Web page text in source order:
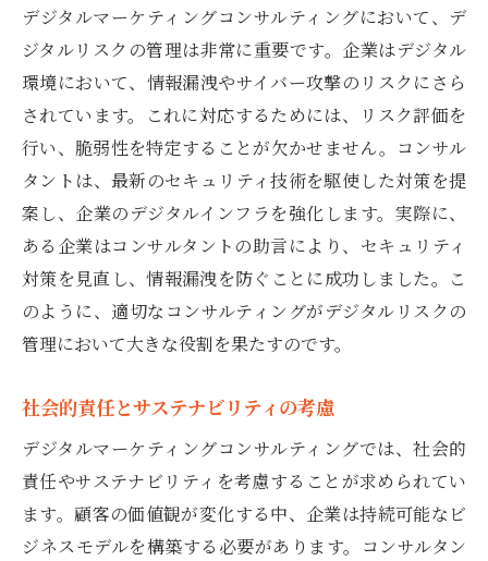
デジタルマーケティングコンサルティングにおいて、デ
ジタルリスクの管理は非常に重要です。企業はデジタル
環境において、情報漏洩やサイバー攻撃のリスクにさら
されています。これに対応するためには、リスク評価を
行い、脆弱性を特定することが欠かせません。コンサル
タントは、最新のセキュリティ技術を駆使した対策を提
案し、企業のデジタルインフラを強化します。実際に、
ある企業はコンサルタントの助言により、セキュリティ
対策を見直し、情報漏洩を防ぐことに成功しました。こ
のように、適切なコンサルティングがデジタルリスクの
管理において大きな役割を果たすのです。
社会的責任とサステナビリティの考慮
デジタルマーケティングコンサルティングでは、社会的
責任やサステナビリティを考慮することが求められてい
ます。顧客の価値観が変化する中、企業は持続可能なビ
ジネスモデルを構築する必要があります。コンサルタン